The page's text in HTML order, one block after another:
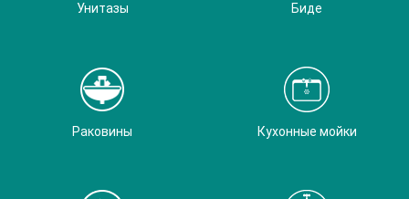
Унитазы Биде
Раковины Кухонные мойки